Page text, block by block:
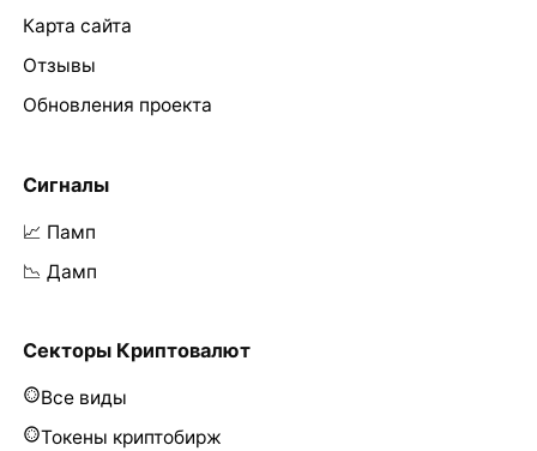
Карта сайта
Отзывы
Обновления проекта
Сигналы
📈 Памп
📉 Дамп
Секторы Криптовалют
Все виды
Токены криптобирж